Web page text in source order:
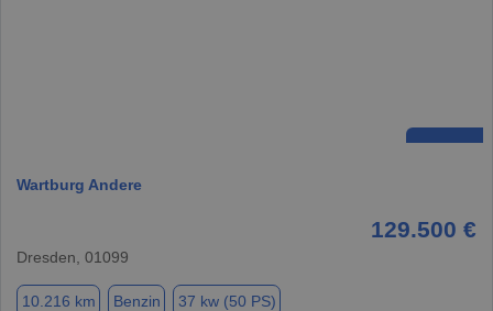
Wartburg Andere
129.500 €
Dresden, 01099
10.216 km Benzin 37 kw (50 PS)